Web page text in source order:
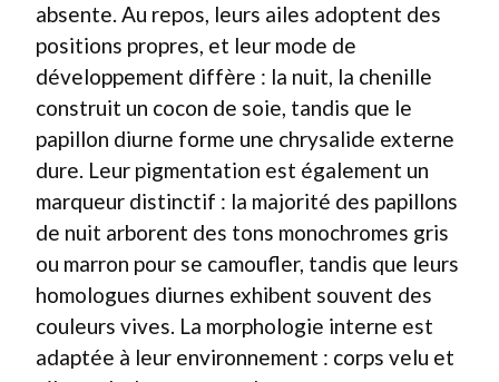
absente. Au repos, leurs ailes adoptent des
positions propres, et leur mode de
développement diffère : la nuit, la chenille
construit un cocon de soie, tandis que le
papillon diurne forme une chrysalide externe
dure. Leur pigmentation est également un
marqueur distinctif : la majorité des papillons
de nuit arborent des tons monochromes gris
ou marron pour se camoufler, tandis que leurs
homologues diurnes exhibent souvent des
couleurs vives. La morphologie interne est
adaptée à leur environnement : corps velu et